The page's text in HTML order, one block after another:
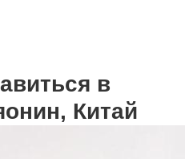
в
Китай